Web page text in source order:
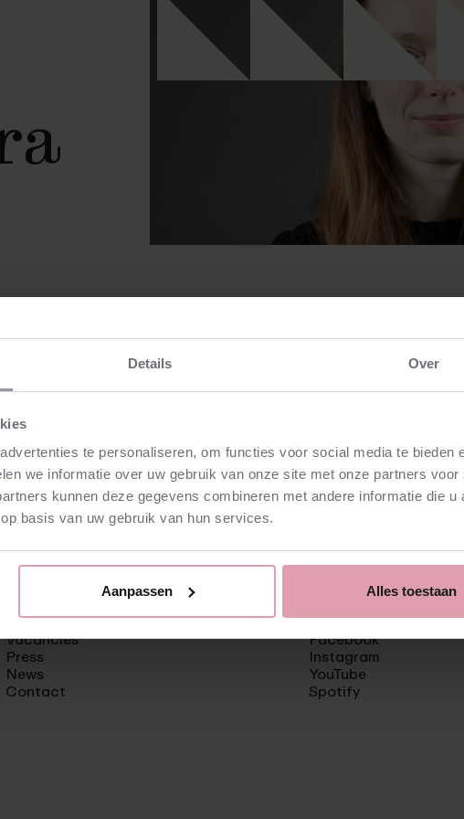
Details Over
te personaliseren, om functies voor social media te bieden
we informatie over uw gebruik van onze site met onze partners voor
kunnen deze gegevens combineren met andere informatie die u
basis van uw gebruik van hun services.
Aanpassen Alles toestaan
Vacancies
Press
News
Contact
Facebook
Instagram
YouTube
Spotify